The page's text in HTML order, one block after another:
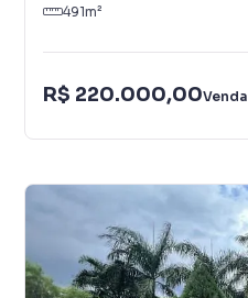
491m²
R$ 220.000,00Venda